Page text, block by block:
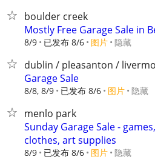
boulder creek
Mostly Free Garage Sale in
8/9 已发布 8/6 图片 隐藏
dublin / pleasanton /
Garage Sale
8/8, 8/9 已发布 8/6 图片 隐藏
menlo park
Sunday Garage Sale -
clothes, art supplies
8/9 已发布 8/6 图片 隐藏